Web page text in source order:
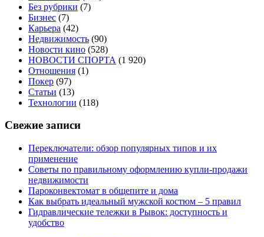
Без рубрики (7)
Бизнес (7)
Карьера (42)
Недвижимость (90)
Новости кино (528)
НОВОСТИ СПОРТА (1 920)
Отношения (1)
Покер (97)
Статьи (13)
Технологии (118)
Свежие записи
Переключатели: обзор популярных типов и их
применение
Советы по правильному оформлению купли-продажи
недвижимости
Пароконвектомат в общепите и дома
Как выбрать идеальный мужской костюм – 5 правил
Гидравлические тележки в Рывок: доступность и
удобство